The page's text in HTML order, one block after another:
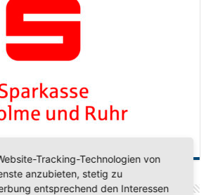
Tracking-Technologien von
anzubieten, stetig zu
entsprechend den Interessen